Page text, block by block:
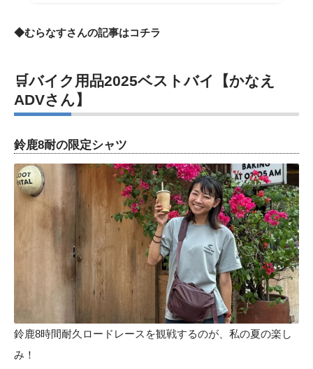
◆むらなすさんの記事はコチラ
🛒バイク用品2025ベストバイ【かなえ
ADVさん】
鈴鹿8耐の限定シャツ
鈴鹿8時間耐久ロードレースを観戦するのが、私の夏の楽し
み！